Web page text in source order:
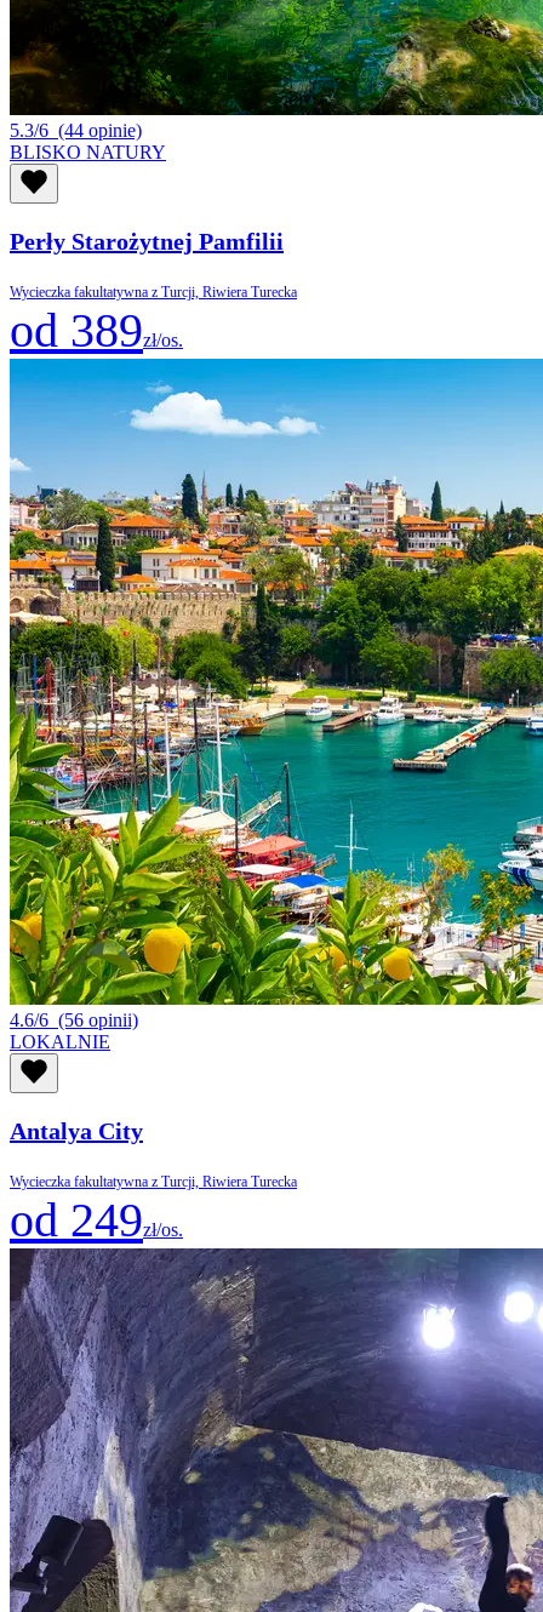
5.3/6 (44 opinie)
BLISKO NATURY
Perły Starożytnej Pamfilii
Wycieczka fakultatywna z Turcji, Riwiera Turecka
od 389zł/os.
4.6/6 (56 opinii)
LOKALNIE
Antalya City
Wycieczka fakultatywna z Turcji, Riwiera Turecka
od 249zł/os.